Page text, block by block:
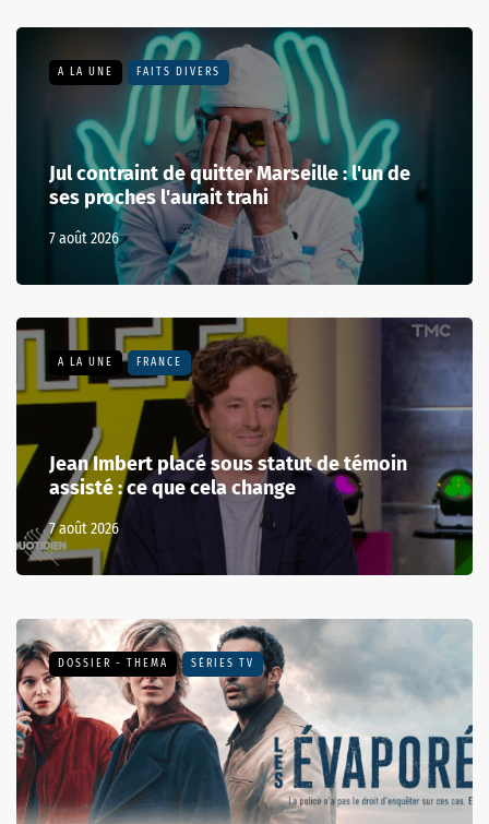
A LA UNE FAITS DIVERS
Jul contraint de quitter Marseille : l'un de
ses proches l'aurait trahi
7 août 2026
A LA UNE FRANCE
Jean Imbert placé sous statut de témoin
assisté : ce que cela change
7 août 2026
DOSSIER - THEMA SÉRIES TV